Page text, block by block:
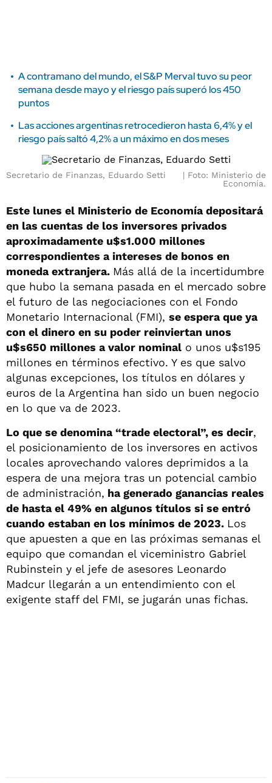
A contramano del mundo, el S&P Merval tuvo su peor
semana desde mayo y el riesgo país superó los 450
puntos
Las acciones argentinas retrocedieron hasta 6,4% y el
riesgo país saltó 4,2% a un máximo en dos meses
Secretario de Finanzas, Eduardo Setti
Foto: Ministerio de
Economía.
Este lunes el Ministerio de Economía depositará
en las cuentas de los inversores privados
aproximadamente u$s1.000 millones
correspondientes a intereses de bonos en
moneda extranjera. Más allá de la incertidumbre
que hubo la semana pasada en el mercado sobre
el futuro de las negociaciones con el Fondo
Monetario Internacional (FMI), se espera que ya
con el dinero en su poder reinviertan unos
u$s650 millones a valor nominal o unos u$s195
millones en términos efectivo. Y es que salvo
algunas excepciones, los títulos en dólares y
euros de la Argentina han sido un buen negocio
en lo que va de 2023.
Lo que se denomina “trade electoral”, es decir,
el posicionamiento de los inversores en activos
locales aprovechando valores deprimidos a la
espera de una mejora tras un potencial cambio
de administración, ha generado ganancias reales
de hasta el 49% en algunos títulos si se entró
cuando estaban en los mínimos de 2023. Los
que apuesten a que en las próximas semanas el
equipo que comandan el viceministro Gabriel
Rubinstein y el jefe de asesores Leonardo
Madcur llegarán a un entendimiento con el
exigente staff del FMI, se jugarán unas fichas.